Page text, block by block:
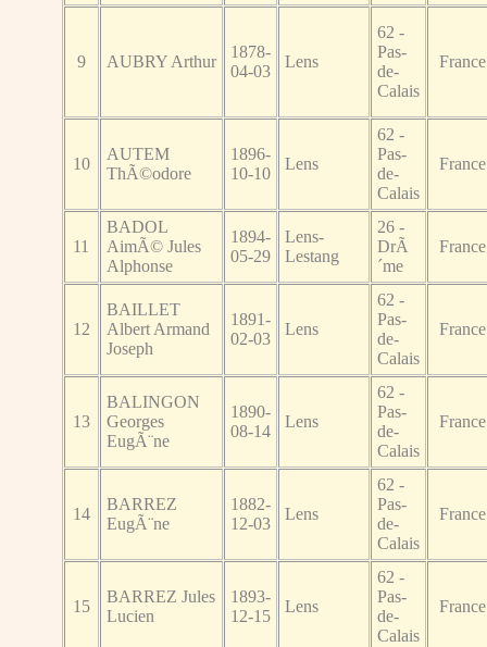
9 AUBRY Arthur
1878-
04-03
Lens
62 -
Pas-
de-
Calais
France
10
AUTEM
ThÃ©odore
1896-
10-10
Lens
62 -
Pas-
de-
Calais
France
11
BADOL
AimÃ© Jules
Alphonse
1894-
05-29
Lens-
Lestang
26 -
DrÃ
´me
France
12
BAILLET
Albert Armand
Joseph
1891-
02-03
Lens
62 -
Pas-
de-
Calais
France
13
BALINGON
Georges
EugÃ¨ne
1890-
08-14
Lens
62 -
Pas-
de-
Calais
France
14
BARREZ
EugÃ¨ne
1882-
12-03
Lens
62 -
Pas-
de-
Calais
France
15
BARREZ Jules
Lucien
1893-
12-15
Lens
62 -
Pas-
de-
Calais
France